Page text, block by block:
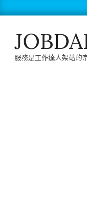
to
服務是工作達人架站